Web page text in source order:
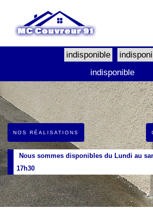
indisponible
indisponible
NOS RÉALISATIONS
Nous sommes disponibles du Lundi au
17h30